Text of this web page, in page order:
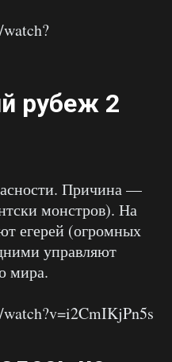
рубеж 2
Причина —
монстров). На
егерей (огромных
управляют
мира.